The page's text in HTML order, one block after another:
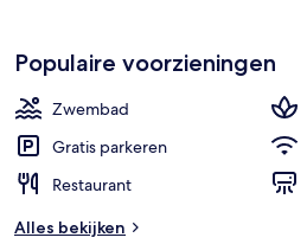
Populaire voorzieningen
Zwembad
Gratis parkeren
Restaurant
Alles bekijken